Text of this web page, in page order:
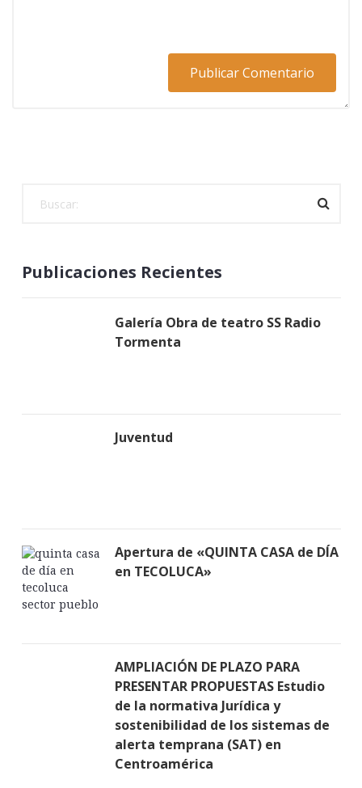
Publicaciones Recientes
Galería Obra de teatro SS Radio
Tormenta
Juventud
Apertura de «QUINTA CASA de DÍA
en TECOLUCA»
AMPLIACIÓN DE PLAZO PARA
PRESENTAR PROPUESTAS Estudio
de la normativa Jurídica y
sostenibilidad de los sistemas de
alerta temprana (SAT) en
Centroamérica